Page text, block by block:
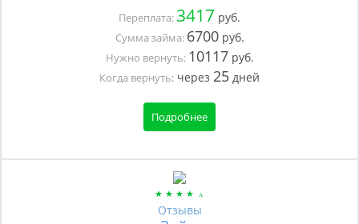
Переплата: 3417 руб.
Сумма займа: 6700руб.
Нужно вернуть: 10117руб.
Когда вернуть: через 25 дней
Подробнее
Отзывы